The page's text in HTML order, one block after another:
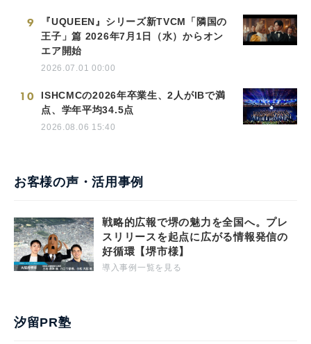
9
『UQUEEN』シリーズ新TVCM「隣国の
王子」篇 2026年7月1日（水）からオン
エア開始
2026.07.01 00:00
10
ISHCMCの2026年卒業生、2人がIBで満
点、学年平均34.5点
2026.08.06 15:40
お客様の声・活用事例
戦略的広報で堺の魅力を全国へ。プレ
スリリースを起点に広がる情報発信の
好循環【堺市様】
導入事例一覧を見る
汐留PR塾